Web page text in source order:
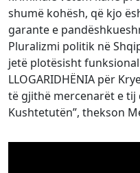
shumë kohësh, që kjo
garante e
Pluralizmi politik në
jetë plotësisht
LLOGARIDHËNIA për
të gjithë mercenarët e tij
Kushtetutën”, thekson